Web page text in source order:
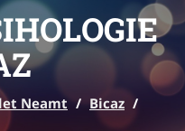
Neamt / Bicaz /